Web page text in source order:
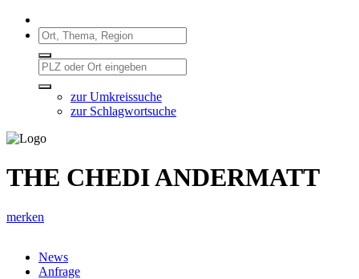
zur Umkreissuche
zur Schlagwortsuche
THE CHEDI ANDERMATT
merken
News
Anfrage